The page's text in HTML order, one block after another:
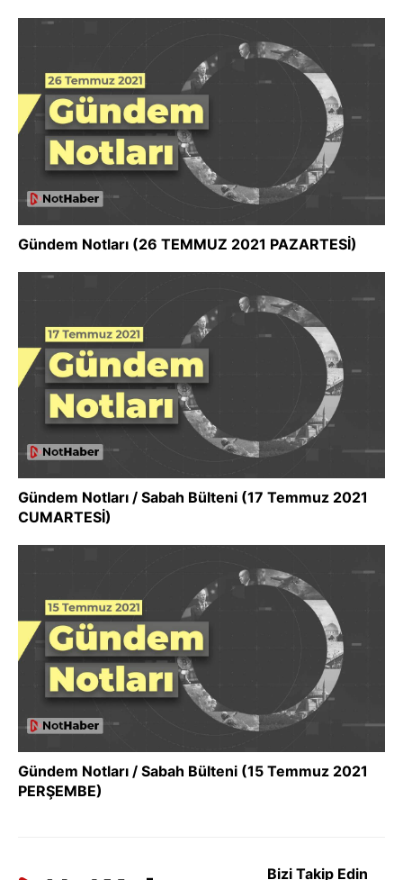
Gündem Notları (26 TEMMUZ 2021 PAZARTESİ)
Gündem Notları / Sabah Bülteni (17 Temmuz 2021
CUMARTESİ)
Gündem Notları / Sabah Bülteni (15 Temmuz 2021
PERŞEMBE)
Bizi Takip Edin